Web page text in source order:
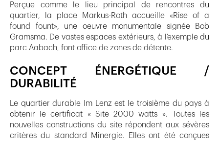
Perçue comme le lieu principal de rencontres du
quartier, la place Markus-Roth accueille «Rise of a
found fount», une oeuvre monumentale signée Bob
Gramsma. De vastes espaces extérieurs, à l’exemple du
parc Aabach, font office de zones de détente.
CONCEPT ÉNERGÉTIQUE /
DURABILITÉ
Le quartier durable Im Lenz est le troisième du pays à
obtenir le certificat « Site 2000 watts ». Toutes les
nouvelles constructions du site répondent aux sévères
critères du standard Minergie. Elles ont été conçues